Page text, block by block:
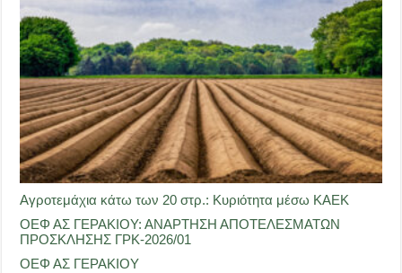
Αγροτεμάχια κάτω των 20 στρ.: Κυριότητα μέσω ΚΑΕΚ
ΟΕΦ ΑΣ ΓΕΡΑΚΙΟΥ: ΑΝΑΡΤΗΣΗ ΑΠΟΤΕΛΕΣΜΑΤΩΝ
ΠΡΟΣΚΛΗΣΗΣ ΓΡΚ-2026/01
ΟΕΦ ΑΣ ΓΕΡΑΚΙΟΥ